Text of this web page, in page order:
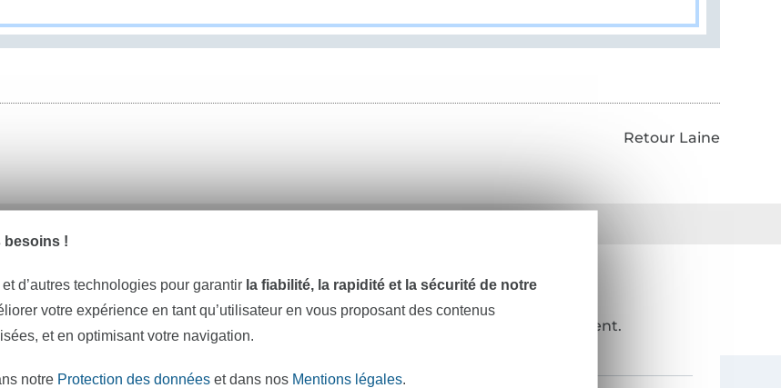
Retour Laine
VOUS ÊTRE INFORMÉ DES NOUVEAUTÉS ?
toujours informé(e) & recevez un en guise de remerciement.
adresse e-mail
besoins !
d’autres technologies pour garantir la fiabilité, la rapidité et la sécurité de notre
votre expérience en tant qu’utilisateur en vous proposant des contenus
et en optimisant votre navigation.
notre Protection des donnéeset dans nos Mentions légales.